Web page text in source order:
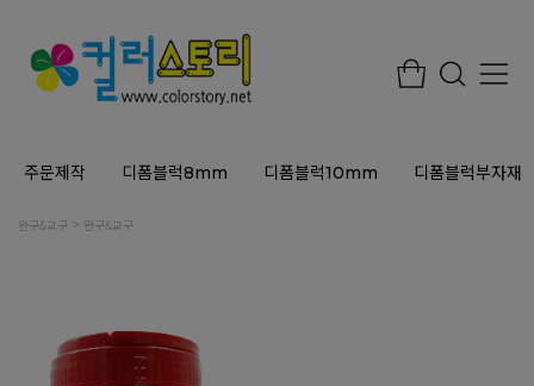
주문제작 디폼블럭8mm 디폼블럭10mm 디폼블럭부자재
완구&교구 완구&교구